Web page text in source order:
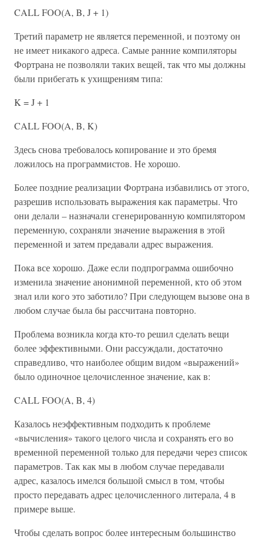
CALL FOO(A, B, J + 1)
Третий параметр не является переменной, и поэтому он
не имеет никакого адреса. Самые ранние компиляторы
Фортрана не позволяли таких вещей, так что мы должны
были прибегать к ухищрениям типа:
K = J + 1
CALL FOO(A, B, K)
Здесь снова требовалось копирование и это бремя
ложилось на программистов. Не хорошо.
Более поздние реализации Фортрана избавились от этого,
разрешив использовать выражения как параметры. Что
они делали – назначали сгенерированную компилятором
переменную, сохраняли значение выражения в этой
переменной и затем предавали адрес выражения.
Пока все хорошо. Даже если подпрограмма ошибочно
изменила значение анонимной переменной, кто об этом
знал или кого это заботило? При следующем вызове она в
любом случае была бы рассчитана повторно.
Проблема возникла когда кто-то решил сделать вещи
более эффективными. Они рассуждали, достаточно
справедливо, что наиболее общим видом «выражений»
было одиночное целочисленное значение, как в:
CALL FOO(A, B, 4)
Казалось неэффективным подходить к проблеме
«вычисления» такого целого числа и сохранять его во
временной переменной только для передачи через список
параметров. Так как мы в любом случае передавали
адрес, казалось имелся большой смысл в том, чтобы
просто передавать адрес целочисленного литерала, 4 в
примере выше.
Чтобы сделать вопрос более интересным большинство